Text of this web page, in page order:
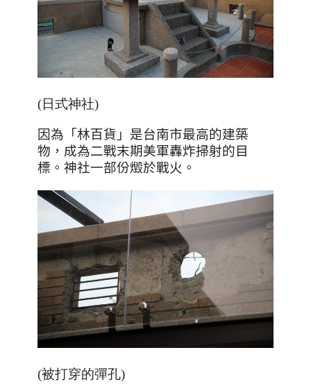
(日式神社)
因為「林百貨」是台南市最高的建築
物，成為二戰末期美軍轟炸掃射的目
標。神社一部份燬於戰火。
(被打穿的彈孔)